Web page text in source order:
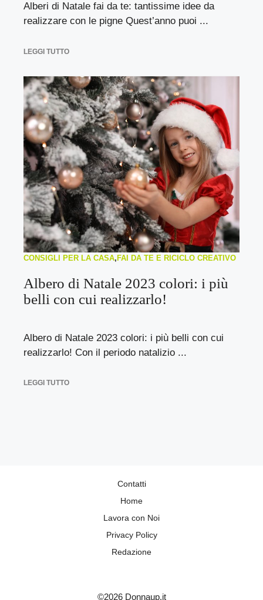
Alberi di Natale fai da te: tantissime idee da
realizzare con le pigne Quest’anno puoi ...
LEGGI TUTTO
CONSIGLI PER LA CASA,FAI DA TE E RICICLO CREATIVO
Albero di Natale 2023 colori: i più
belli con cui realizzarlo!
Albero di Natale 2023 colori: i più belli con cui
realizzarlo! Con il periodo natalizio ...
LEGGI TUTTO
Contatti
Home
Lavora con Noi
Privacy Policy
Redazione
©2026 Donnaup.it